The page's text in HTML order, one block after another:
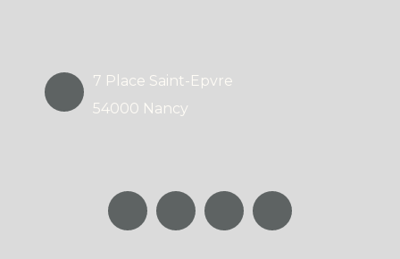
7 Place Saint-Epvre
54000 Nancy